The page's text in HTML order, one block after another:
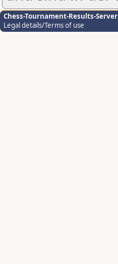
Chess-Tournament-Results-Server
Legal details/Terms of use